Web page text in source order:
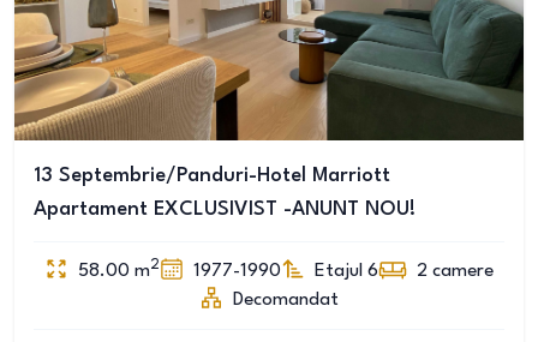
13 Septembrie/Panduri-Hotel Marriott
Apartament EXCLUSIVIST -ANUNT NOU!
58.00 m2 1977-1990 Etajul 6 2 camere
Decomandat